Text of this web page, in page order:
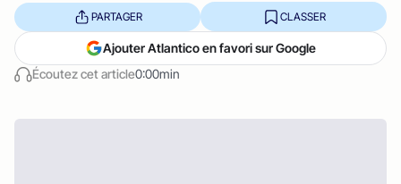
Écoutez cet article0:00min
PARTAGER CLASSER
Ajouter Atlantico en favori sur Google